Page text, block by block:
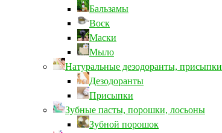
Бальзамы
Воск
Маски
Мыло
Натуральные дезодоранты, присыпки
Дезодоранты
Присыпки
Зубные пасты, порошки, лосьоны
Зубной порошок